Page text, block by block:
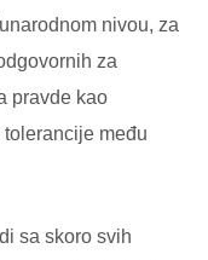
nivou, za
za
pravde kao
među
sa skoro svih